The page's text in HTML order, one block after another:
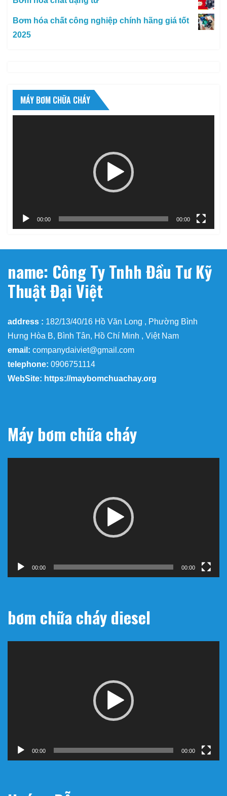
Bơm hóa chất công nghiệp chính hãng giá tốt
2025
MÁY BƠM CHỮA CHÁY
00:00 00:00
name: Công Ty Tnhh Đầu Tư Kỹ
Thuật Đại Việt
address : 182/13/40/16 Hồ Văn Long , Phường Bình
Hưng Hòa B, Bình Tân, Hồ Chí Minh , Việt Nam
email: companydaiviet@gmail.com
telephone: 0906751114
WebSite: https://maybomchuachay.org
Máy bơm chữa cháy
00:00 00:00
bơm chữa cháy diesel
00:00 00:00